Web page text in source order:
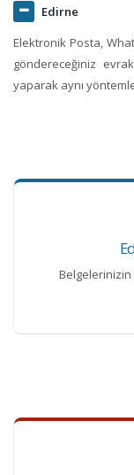
Edirne
Elektronik Posta,
göndereceğiniz
yaparak aynı